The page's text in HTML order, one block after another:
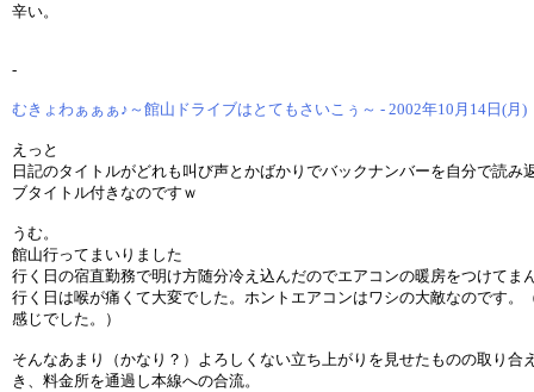
辛い。
-
むきょわぁぁぁ♪～館山ドライブはとてもさいこぅ～ - 2002年10月14日(月)
えっと
日記のタイトルがどれも叫び声とかばかりでバックナンバーを自分で読
ブタイトル付きなのですｗ
うむ。
館山行ってまいりました
行く日の宿直勤務で明け方随分冷え込んだのでエアコンの暖房をつけてま
行く日は喉が痛くて大変でした。ホントエアコンはワシの大敵なのです。
感じでした。）
そんなあまり（かなり？）よろしくない立ち上がりを見せたものの取り合
き、料金所を通過し本線への合流。